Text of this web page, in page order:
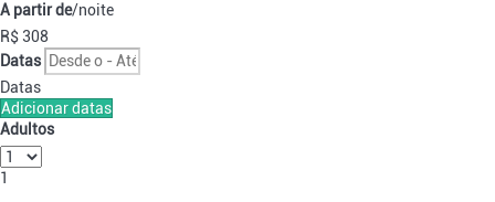
A partir de/noite
R$ 308
Datas
Datas
Adicionar datas
Adultos
1